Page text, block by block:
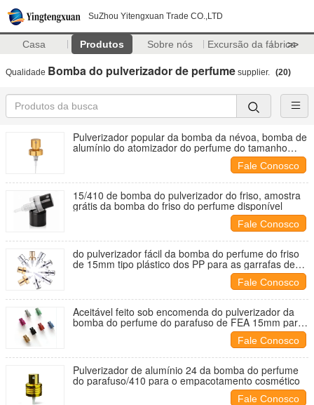
SuZhou Yitengxuan Trade CO.,LTD
Casa Produtos Sobre nós Excursão da fábrica
>>
Qualidade Bomba do pulverizador de perfume supplier. (20)
Pulverizador popular da bomba da névoa, bomba de
alumínio do atomizador do perfume do tamanho
Fale Conosco
15/410 de bomba do pulverizador do friso, amostra
grátis da bomba do friso do perfume disponível
Fale Conosco
do pulverizador fácil da bomba do perfume do friso
de 15mm tipo plástico dos PP para as garrafas de
Fale Conosco
Aceitável feito sob encomenda do pulverizador da
bomba do perfume do parafuso de FEA 15mm para
a garrafa da embalagem do perfume
Fale Conosco
Pulverizador de alumínio 24 da bomba do perfume
do parafuso/410 para o empacotamento cosmético
Fale Conosco